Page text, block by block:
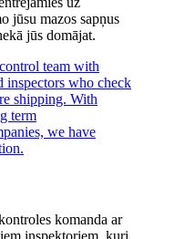
jūsu mazos sapņus
jūs domājat.
komanda ar
inspektoriem, kuri